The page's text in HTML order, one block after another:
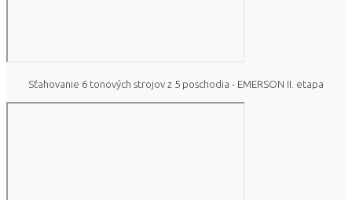
Sťahovanie 6 tonových strojov z 5 poschodia - EMERSON II. etapa